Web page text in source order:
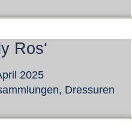
Ros‘
2025
, Dressuren